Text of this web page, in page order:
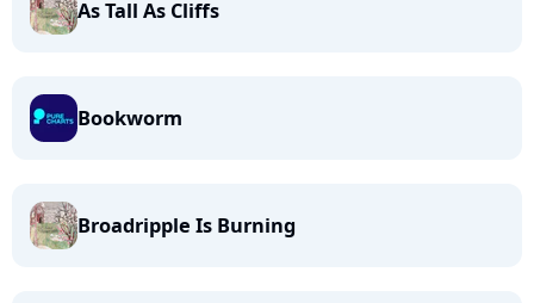
As Tall As Cliffs
Bookworm
Broadripple Is Burning